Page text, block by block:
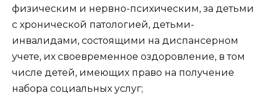
физическим и нервно-психическим, за детьми
с хронической патологией, детьми-
инвалидами, состоящими на диспансерном
учете, их своевременное оздоровление, в том
числе детей, имеющих право на получение
набора социальных услуг;